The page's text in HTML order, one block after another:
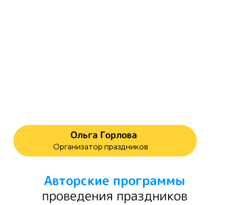
Организатор праздников
Ольга Горлова
Авторские программы
проведения праздников